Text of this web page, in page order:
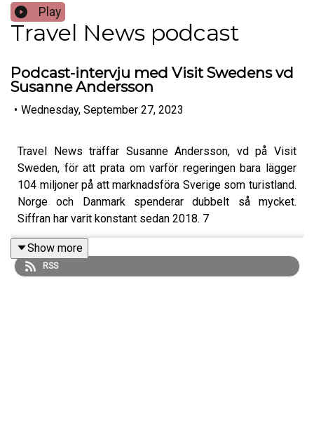
Play
Travel News podcast
Podcast-intervju med Visit Swedens vd
Susanne Andersson
• Wednesday, September 27, 2023
Travel News träffar Susanne Andersson, vd på Visit
Sweden, för att prata om varför regeringen bara lägger
104 miljoner på att marknadsföra Sverige som turistland.
Norge och Danmark spenderar dubbelt så mycket.
Siffran har varit konstant sedan 2018. 7
- Jag har förstås önskat mer medel. Speciellt nu när
många ska börja resa igen efter pandemin och vi vill ta
marknadsandelar. Men vi jobbar stenhårt för svensk
Show more
RSS